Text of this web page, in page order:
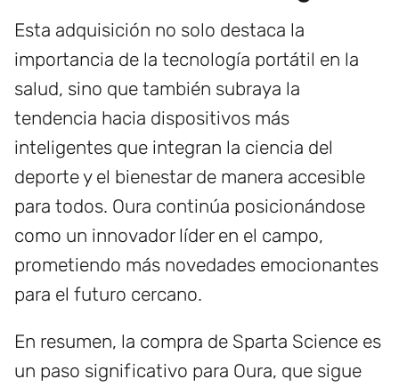
Esta adquisición no solo destaca la
importancia de la tecnología portátil en la
salud, sino que también subraya la
tendencia hacia dispositivos más
inteligentes que integran la ciencia del
deporte y el bienestar de manera accesible
para todos. Oura continúa posicionándose
como un innovador líder en el campo,
prometiendo más novedades emocionantes
para el futuro cercano.
En resumen, la compra de Sparta Science es
un paso significativo para Oura, que sigue